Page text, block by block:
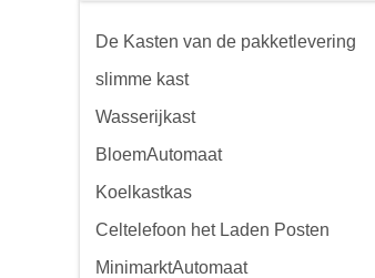
De Kasten van de pakketlevering
slimme kast
Wasserijkast
BloemAutomaat
Koelkastkas
Celtelefoon het Laden Posten
MinimarktAutomaat